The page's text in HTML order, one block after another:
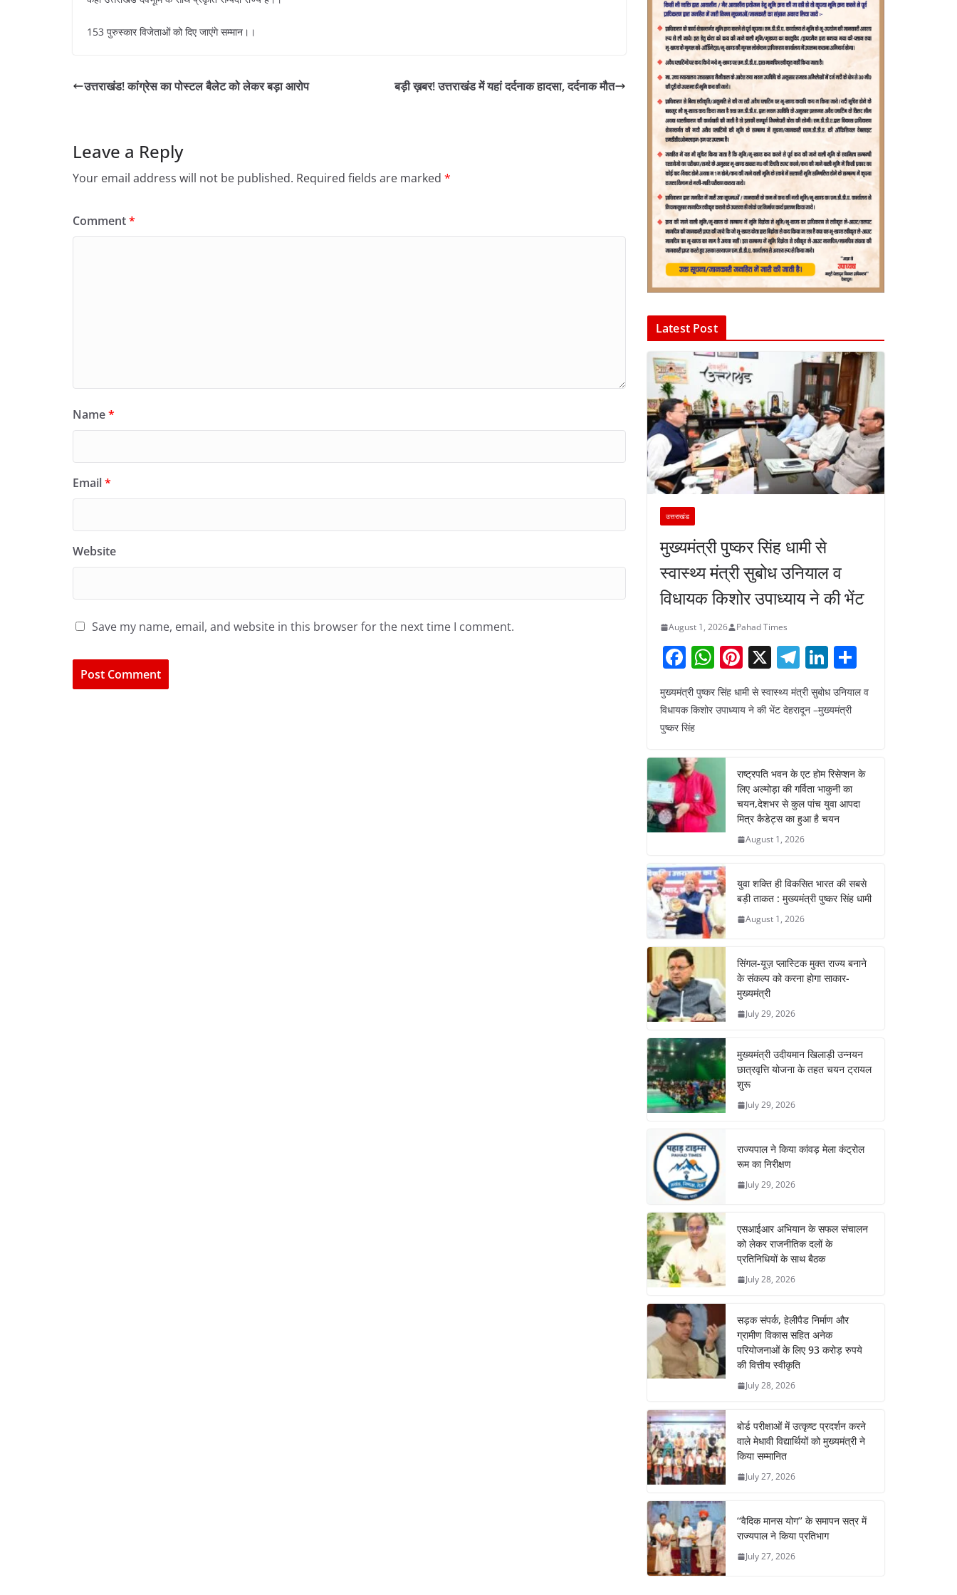
153 पुरुस्कार विजेताओं को दिए जाएंगे सम्मान।।
उत्तराखंड! कांग्रेस का पोस्टल बैलेट को लेकर बड़ा आरोप बड़ी ख़बर! उत्तराखंड में यहां दर्दनाक हादसा, दर्दनाक मौत
Leave a Reply
Your email address will not be published. Required fields are marked *
Comment*
Name*
Email*
Website
Save my name, email, and website in this browser for the next time I comment.
Latest Post
उत्तराखंड
मुख्यमंत्री पुष्कर सिंह धामी से
स्वास्थ्य मंत्री सुबोध उनियाल व
विधायक किशोर उपाध्याय ने की भेंट
August 1, 2026 Pahad Times
F
a
c
e
o
o
k
W
h
at
p
Pi
nt
er
X T
el
e
gr
m
Li
n
k
n
ar
मुख्यमंत्री पुष्कर सिंह धामी से स्वास्थ्य मंत्री सुबोध उनियाल व
विधायक किशोर उपाध्याय ने की भेंट देहरादून –मुख्यमंत्री
पुष्कर सिंह
राष्ट्रपति भवन के एट होम रिसेप्शन के
लिए अल्मोड़ा की गर्विता भाकुनी का
चयन,देशभर से कुल पांच युवा आपदा
मित्र कैडेट्स का हुआ है चयन
August 1, 2026
युवा शक्ति ही विकसित भारत की सबसे
बड़ी ताकत : मुख्यमंत्री पुष्कर सिंह धामी
August 1, 2026
सिंगल-यूज़ प्लास्टिक मुक्त राज्य बनाने
के संकल्प को करना होगा साकार-
मुख्यमंत्री
July 29, 2026
मुख्यमंत्री उदीयमान खिलाड़ी उन्नयन
छात्रवृत्ति योजना के तहत चयन ट्रायल
शुरू
July 29, 2026
राज्यपाल ने किया कांवड़ मेला कंट्रोल
रूम का निरीक्षण
July 29, 2026
एसआईआर अभियान के सफल संचालन
को लेकर राजनीतिक दलों के
प्रतिनिधियों के साथ बैठक
July 28, 2026
सड़क संपर्क, हेलीपैड निर्माण और
ग्रामीण विकास सहित अनेक
परियोजनाओं के लिए 93 करोड़ रुपये
की वित्तीय स्वीकृति
July 28, 2026
बोर्ड परीक्षाओं में उत्कृष्ट प्रदर्शन करने
वाले मेधावी विद्यार्थियों को मुख्यमंत्री ने
किया सम्मानित
July 27, 2026
‘‘वैदिक मानस योग’’ के समापन सत्र में
राज्यपाल ने किया प्रतिभाग
July 27, 2026